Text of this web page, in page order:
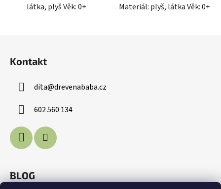
látka, plyš Věk: 0+
Materiál: plyš, látka Věk: 0+
Kontakt
dita@drevenababa.cz
602 560 134
BLOG